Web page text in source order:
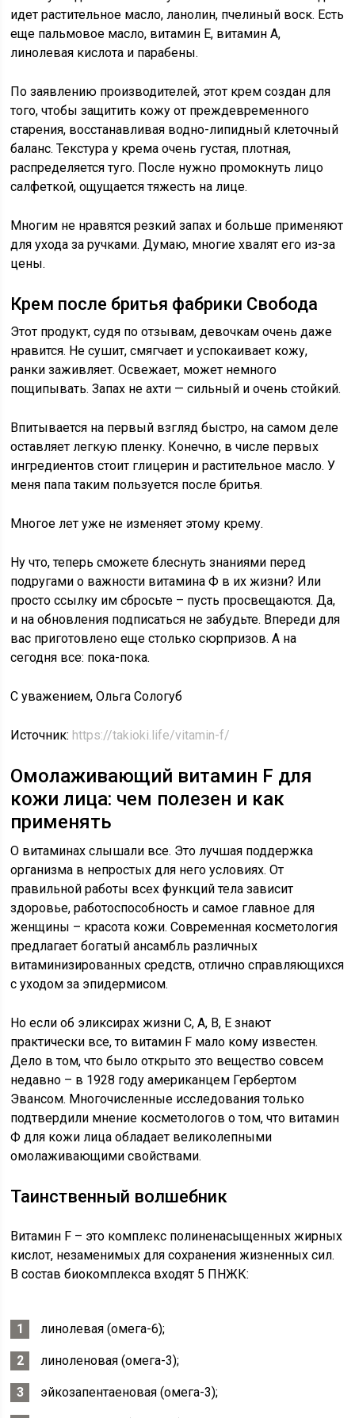
идет растительное масло, ланолин, пчелиный воск. Есть
еще пальмовое масло, витамин Е, витамин А,
линолевая кислота и парабены.
По заявлению производителей, этот крем создан для
того, чтобы защитить кожу от преждевременного
старения, восстанавливая водно-липидный клеточный
баланс. Текстура у крема очень густая, плотная,
распределяется туго. После нужно промокнуть лицо
салфеткой, ощущается тяжесть на лице.
Многим не нравятся резкий запах и больше применяют
для ухода за ручками. Думаю, многие хвалят его из-за
цены.
Крем после бритья фабрики Свобода
Этот продукт, судя по отзывам, девочкам очень даже
нравится. Не сушит, смягчает и успокаивает кожу,
ранки заживляет. Освежает, может немного
пощипывать. Запах не ахти — сильный и очень стойкий.
Впитывается на первый взгляд быстро, на самом деле
оставляет легкую пленку. Конечно, в числе первых
ингредиентов стоит глицерин и растительное масло. У
меня папа таким пользуется после бритья.
Многое лет уже не изменяет этому крему.
Ну что, теперь сможете блеснуть знаниями перед
подругами о важности витамина Ф в их жизни? Или
просто ссылку им сбросьте – пусть просвещаются. Да,
и на обновления подписаться не забудьте. Впереди для
вас приготовлено еще столько сюрпризов. А на
сегодня все: пока-пока.
С уважением, Ольга Сологуб
Источник: https://takioki.life/vitamin-f/
Омолаживающий витамин F для
кожи лица: чем полезен и как
применять
О витаминах слышали все. Это лучшая поддержка
организма в непростых для него условиях. От
правильной работы всех функций тела зависит
здоровье, работоспособность и самое главное для
женщины – красота кожи. Современная косметология
предлагает богатый ансамбль различных
витаминизированных средств, отлично справляющихся
с уходом за эпидермисом.
Но если об эликсирах жизни С, А, В, Е знают
практически все, то витамин F мало кому известен.
Дело в том, что было открыто это вещество совсем
недавно – в 1928 году американцем Гербертом
Эвансом. Многочисленные исследования только
подтвердили мнение косметологов о том, что витамин
Ф для кожи лица обладает великолепными
омолаживающими свойствами.
Таинственный волшебник
Витамин F – это комплекс полиненасыщенных жирных
кислот, незаменимых для сохранения жизненных сил.
В состав биокомплекса входят 5 ПНЖК:
линолевая (омега-6);
линоленовая (омега-3);
эйкозапентаеновая (омега-3);